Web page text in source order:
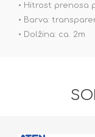
• Hitrost prenosa
• Barva:
• Dolžina: ca. 2m